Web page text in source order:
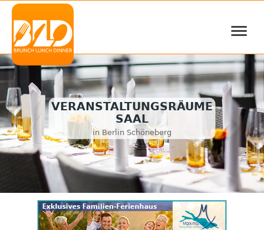
≡
VERANSTALTUNGSRÄUME
SAAL
in Berlin Schöneberg